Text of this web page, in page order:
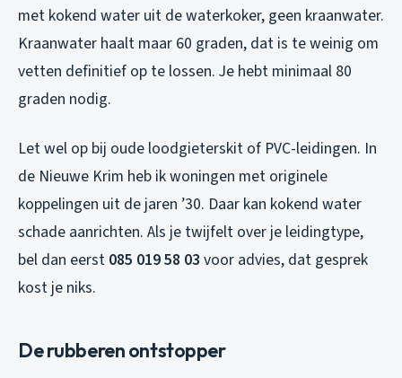
met kokend water uit de waterkoker, geen kraanwater.
Kraanwater haalt maar 60 graden, dat is te weinig om
vetten definitief op te lossen. Je hebt minimaal 80
graden nodig.
Let wel op bij oude loodgieterskit of PVC-leidingen. In
de Nieuwe Krim heb ik woningen met originele
koppelingen uit de jaren ’30. Daar kan kokend water
schade aanrichten. Als je twijfelt over je leidingtype,
bel dan eerst 085 019 58 03 voor advies, dat gesprek
kost je niks.
De rubberen ontstopper